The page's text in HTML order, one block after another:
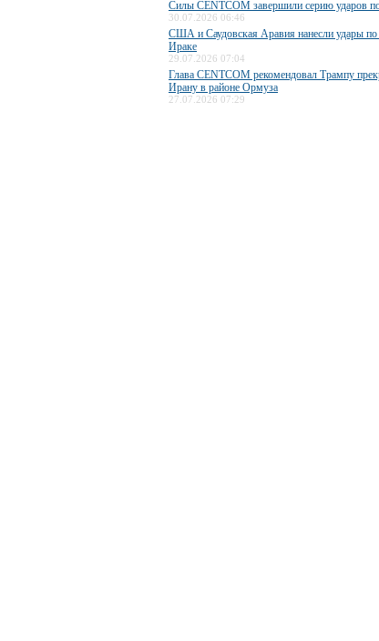
Силы CENTCOM завершили серию ударов
30.07.2026 06:46
США и Саудовская Аравия нанесли удары по
Ираке
29.07.2026 07:04
Глава CENTCOM рекомендовал Трампу
Ирану в районе Ормуза
27.07.2026 07:29